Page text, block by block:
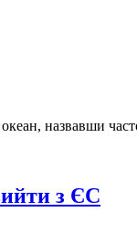
назвавши
з ЄС